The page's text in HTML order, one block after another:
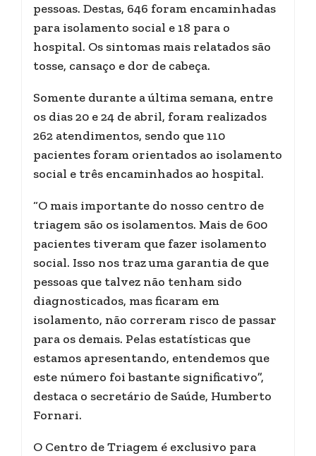
pessoas. Destas, 646 foram encaminhadas
para isolamento social e 18 para o
hospital. Os sintomas mais relatados são
tosse, cansaço e dor de cabeça.
Somente durante a última semana, entre
os dias 20 e 24 de abril, foram realizados
262 atendimentos, sendo que 110
pacientes foram orientados ao isolamento
social e três encaminhados ao hospital.
“O mais importante do nosso centro de
triagem são os isolamentos. Mais de 600
pacientes tiveram que fazer isolamento
social. Isso nos traz uma garantia de que
pessoas que talvez não tenham sido
diagnosticados, mas ficaram em
isolamento, não correram risco de passar
para os demais. Pelas estatísticas que
estamos apresentando, entendemos que
este número foi bastante significativo”,
destaca o secretário de Saúde, Humberto
Fornari.
O Centro de Triagem é exclusivo para